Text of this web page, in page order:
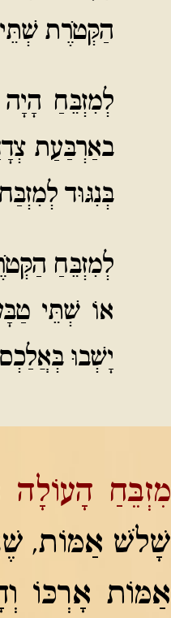
הַקְּטֹרֶת שְׁתֵּי
לְמִזְבֵּחַ
באַרְבַּעַת
בְּנִגּוּד
לְמִזְבֵּחַ
אוֹ שְׁתֵּי
יָשְׁבוּ
מִזְבֵּחַ
שָׁלֹשׁ אַמּוֹת,
אַמּוֹת אָרְכּוֹ